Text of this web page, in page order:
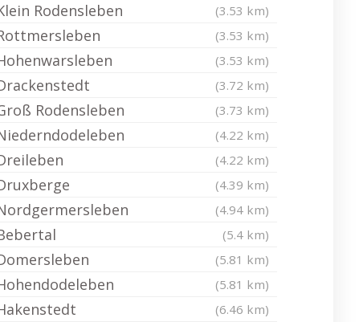
Rodensleben (3.53 km)
(3.53 km)
(3.53 km)
(3.72 km)
Rodensleben (3.73 km)
(4.22 km)
(4.22 km)
(4.39 km)
(4.94 km)
(5.4 km)
(5.81 km)
(5.81 km)
(6.46 km)